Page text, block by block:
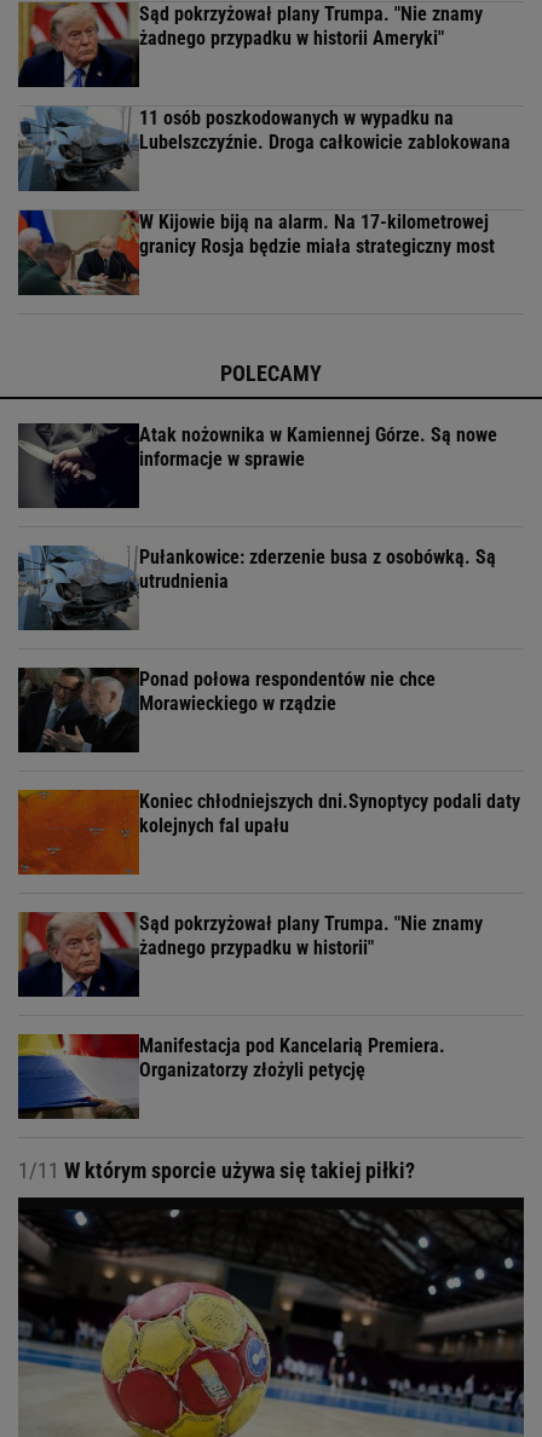
Sąd pokrzyżował plany Trumpa. "Nie znamy
żadnego przypadku w historii Ameryki"
11 osób poszkodowanych w wypadku na
Lubelszczyźnie. Droga całkowicie zablokowana
W Kijowie biją na alarm. Na 17-kilometrowej
granicy Rosja będzie miała strategiczny most
POLECAMY
Atak nożownika w Kamiennej Górze. Są nowe
informacje w sprawie
Pułankowice: zderzenie busa z osobówką. Są
utrudnienia
Ponad połowa respondentów nie chce
Morawieckiego w rządzie
Koniec chłodniejszych dni.Synoptycy podali daty
kolejnych fal upału
Sąd pokrzyżował plany Trumpa. "Nie znamy
żadnego przypadku w historii"
Manifestacja pod Kancelarią Premiera.
Organizatorzy złożyli petycję
1/11 W którym sporcie używa się takiej piłki?